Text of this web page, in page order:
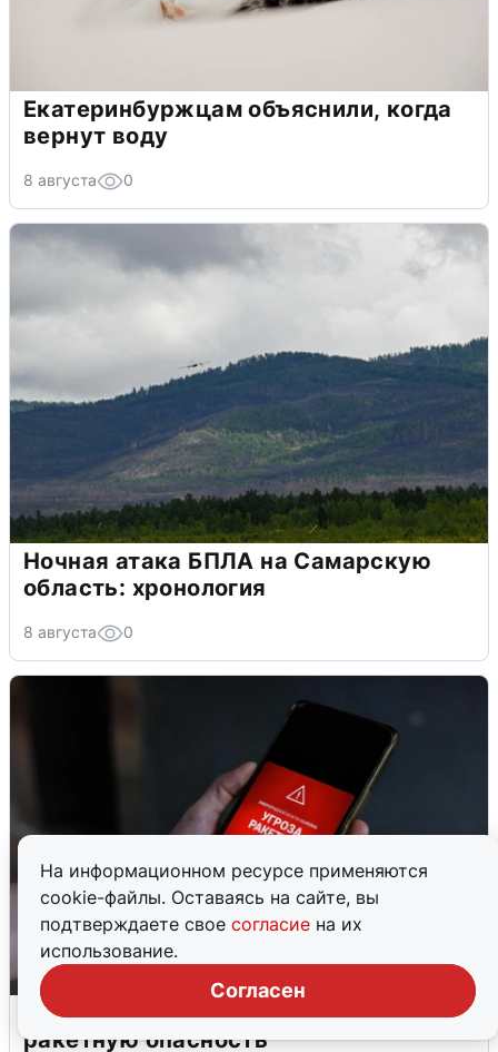
На информационном ресурсе применяются
cookie-файлы. Оставаясь на сайте, вы
подтверждаете свое согласие на их
использование.
Согласен
Екатеринбуржцам объяснили, когда
вернут воду
8 августа 0
Ночная атака БПЛА на Самарскую
область: хронология
8 августа 0
В Пермском крае утром объявили
ракетную опасность